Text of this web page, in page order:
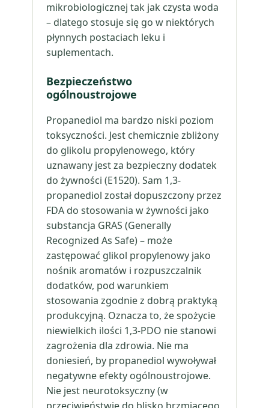
mikrobiologicznej tak jak czysta woda
– dlatego stosuje się go w niektórych
płynnych postaciach leku i
suplementach.
Bezpieczeństwo
ogólnoustrojowe
Propanediol ma bardzo niski poziom
toksyczności. Jest chemicznie zbliżony
do glikolu propylenowego, który
uznawany jest za bezpieczny dodatek
do żywności (E1520). Sam 1,3-
propanediol został dopuszczony przez
FDA do stosowania w żywności jako
substancja GRAS (Generally
Recognized As Safe) – może
zastępować glikol propylenowy jako
nośnik aromatów i rozpuszczalnik
dodatków, pod warunkiem
stosowania zgodnie z dobrą praktyką
produkcyjną. Oznacza to, że spożycie
niewielkich ilości 1,3-PDO nie stanowi
zagrożenia dla zdrowia. Nie ma
doniesień, by propanediol wywoływał
negatywne efekty ogólnoustrojowe.
Nie jest neurotoksyczny (w